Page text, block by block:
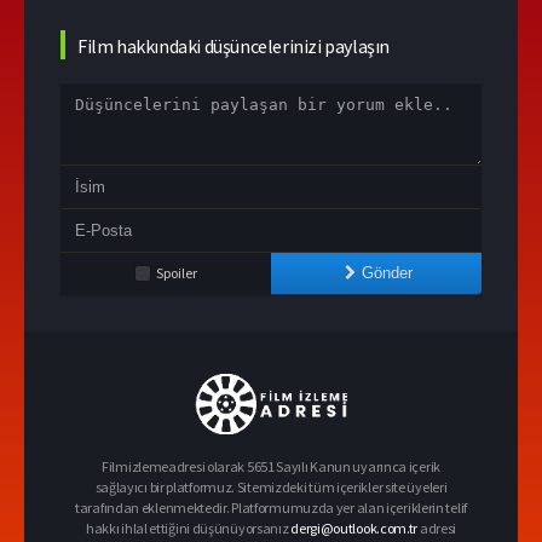
Film hakkındaki düşüncelerinizi paylaşın
Spoiler Gönder
Filmizlemeadresi olarak 5651 Sayılı Kanun uyarınca içerik
sağlayıcı bir platformuz. Sitemizdeki tüm içerikler site üyeleri
tarafından eklenmektedir. Platformumuzda yer alan içeriklerin telif
hakkı ihlal ettiğini düşünüyorsanızdergi@outlook.com.tr adresi